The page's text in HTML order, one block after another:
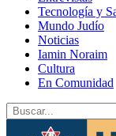
Tecnología y
Mundo Judío
Noticias
Iamin Noraim
Cultura
En Comunidad